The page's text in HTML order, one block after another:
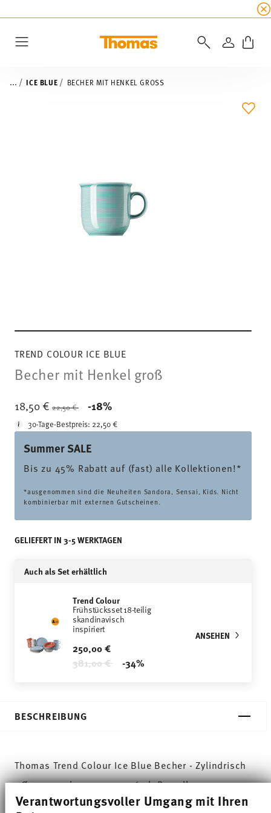
Verantwortungsvoller Umgang mit Ihren
☀️ Bis zu 45% Rabatt auf alle
... ICE BLUE BECHER MIT HENKEL GROSS
TREND COLOUR ICE BLUE
Becher mit Henkel groß
18,50 € Price reduced from
22,50 € -18%
30-Tage-Bestpreis: 22,50 €
Summer SALE
Bis zu 45% Rabatt auf (fast) alle Kollektionen!*
*ausgenommen sind die Neuheiten Sandora, Sensai, Kids. Nicht
kombinierbar mit externen Gutscheinen.
GELIEFERT IN 3-5 WERKTAGEN
Auch als Set erhältlich
Trend Colour
Frühstücksset 18-teilig
skandinavisch
inspiriert
250,00 €
Price reduced from
381,00 €to -34%
ANSEHEN
ADD
BESCHREIBUNG
Thomas Trend Colour Ice Blue Becher - Zylindrisch
- Ø 7,5 cm - h 9,1 cm - 0,360 l, Porzellan